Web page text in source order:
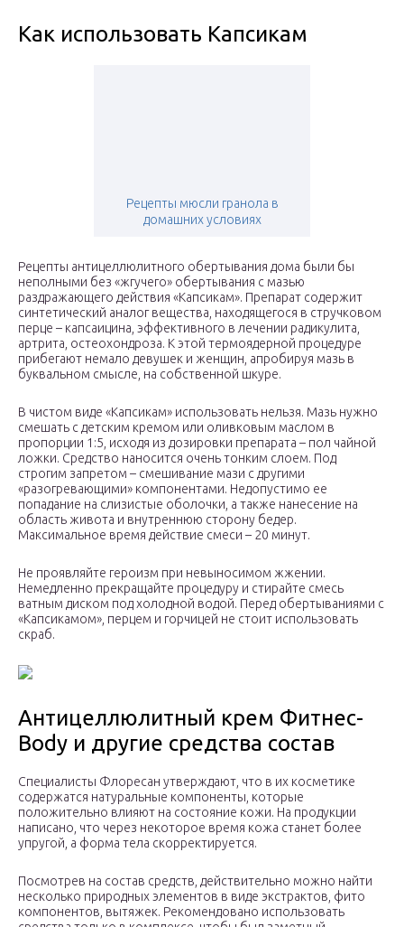
Как использовать Капсикам
Рецепты мюсли гранола в
домашних условиях
Рецепты антицеллюлитного обертывания дома были бы
неполными без «жгучего» обертывания с мазью
раздражающего действия «Капсикам». Препарат содержит
синтетический аналог вещества, находящегося в стручковом
перце – капсаицина, эффективного в лечении радикулита,
артрита, остеохондроза. К этой термоядерной процедуре
прибегают немало девушек и женщин, апробируя мазь в
буквальном смысле, на собственной шкуре.
В чистом виде «Капсикам» использовать нельзя. Мазь нужно
смешать с детским кремом или оливковым маслом в
пропорции 1:5, исходя из дозировки препарата – пол чайной
ложки. Средство наносится очень тонким слоем. Под
строгим запретом – смешивание мази с другими
«разогревающими» компонентами. Недопустимо ее
попадание на слизистые оболочки, а также нанесение на
область живота и внутреннюю сторону бедер.
Максимальное время действие смеси – 20 минут.
Не проявляйте героизм при невыносимом жжении.
Немедленно прекращайте процедуру и стирайте смесь
ватным диском под холодной водой. Перед обертываниями с
«Капсикамом», перцем и горчицей не стоит использовать
скраб.
Антицеллюлитный крем Фитнес-
Body и другие средства состав
Специалисты Флоресан утверждают, что в их косметике
содержатся натуральные компоненты, которые
положительно влияют на состояние кожи. На продукции
написано, что через некоторое время кожа станет более
упругой, а форма тела скорректируется.
Посмотрев на состав средств, действительно можно найти
несколько природных элементов в виде экстрактов, фито
компонентов, вытяжек. Рекомендовано использовать